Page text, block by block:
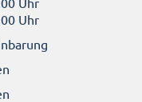
Uhr